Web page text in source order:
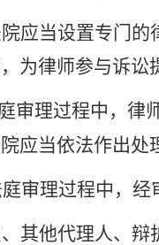
应当设置专门
为律师参与诉讼
审理过程中，律
应当依法作出处
审理过程中，
其他代理人、